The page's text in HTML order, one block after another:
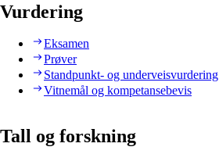
Vurdering
Eksamen
Prøver
Standpunkt- og underveisvurdering
Vitnemål og kompetansebevis
Tall og forskning